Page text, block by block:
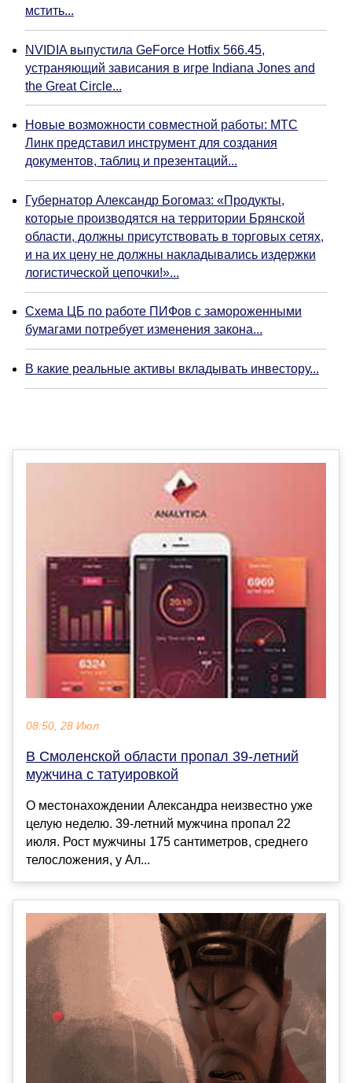
мстить...
NVIDIA выпустила GeForce Hotfix 566.45,
устраняющий зависания в игре Indiana Jones and
the Great Circle...
Новые возможности совместной работы: МТС
Линк представил инструмент для создания
документов, таблиц и презентаций...
Губернатор Александр Богомаз: «Продукты,
которые производятся на территории Брянской
области, должны присутствовать в торговых сетях,
и на их цену не должны накладывались издержки
логистической цепочки!»...
Схема ЦБ по работе ПИФов с замороженными
бумагами потребует изменения закона...
В какие реальные активы вкладывать инвестору...
08:50, 28 Июл
В Смоленской области пропал 39-летний
мужчина с татуировкой
О местонахождении Александра неизвестно уже
целую неделю. 39-летний мужчина пропал 22
июля. Рост мужчины 175 сантиметров, среднего
телосложения, у Ал...